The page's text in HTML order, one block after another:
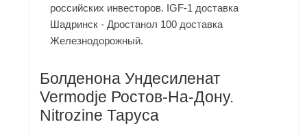
российских инвесторов. IGF-1 доставка
Шадринск - Дростанол 100 доставка
Железнодорожный.
Болденона Ундесиленат
Vermodje Ростов-На-Дону.
Nitrozine Таруса